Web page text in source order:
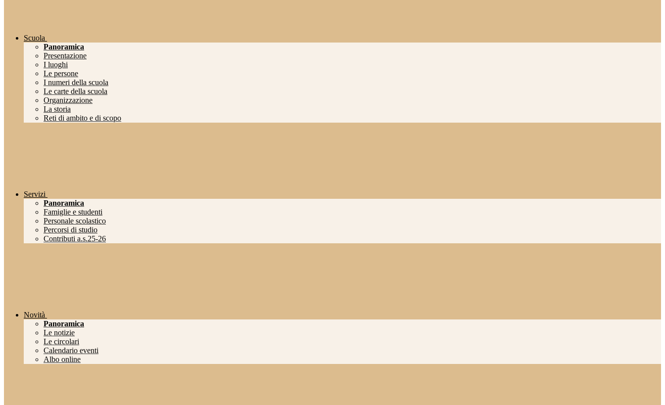
Scuola
Panoramica
Presentazione
I luoghi
Le persone
I numeri della scuola
Le carte della scuola
Organizzazione
La storia
Reti di ambito e di scopo
Servizi
Panoramica
Famiglie e studenti
Personale scolastico
Percorsi di studio
Contributi a.s.25-26
Novità
Panoramica
Le notizie
Le circolari
Calendario eventi
Albo online